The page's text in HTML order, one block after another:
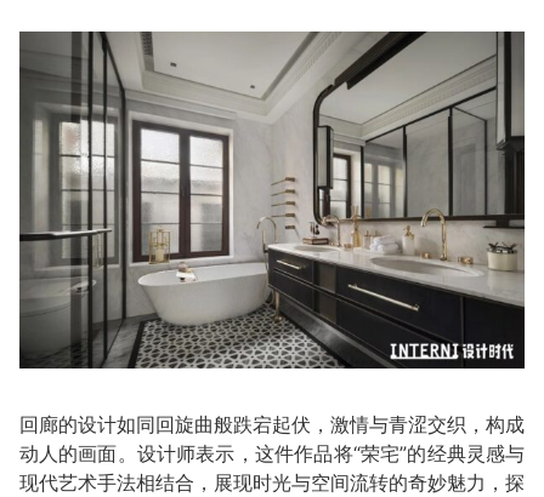
回廊的设计如同回旋曲般跌宕起伏，激情与青涩交织，构成
动人的画面。设计师表示，这件作品将“荣宅”的经典灵感与
现代艺术手法相结合，展现时光与空间流转的奇妙魅力，探